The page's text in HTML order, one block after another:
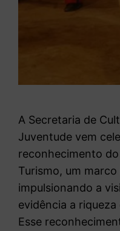
A Secretaria de
Juventude vem
reconhecimento
Turismo, um
impulsionando a
evidência a
Esse